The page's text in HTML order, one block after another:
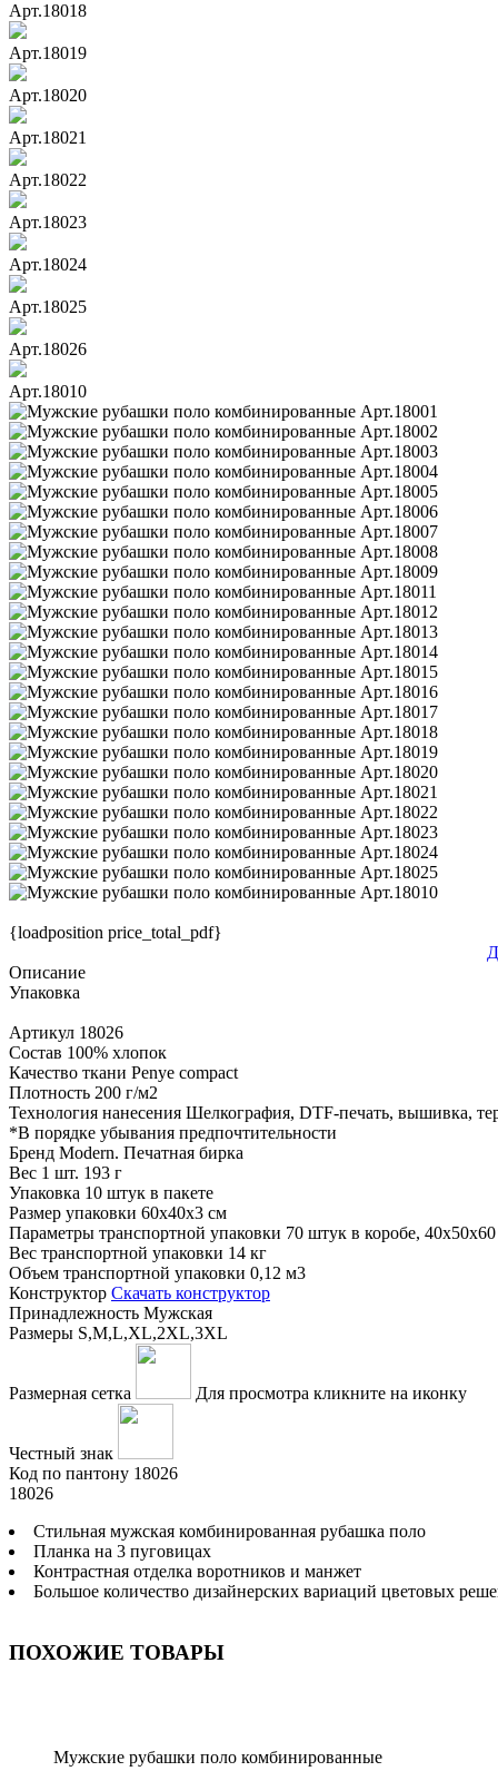
Арт.18018
Арт.18019
Арт.18020
Арт.18021
Арт.18022
Арт.18023
Арт.18024
Арт.18025
Арт.18026
Арт.18010
{loadposition price_total_pdf}
Описание
Упаковка
Артикул 18026
Состав 100% хлопок
Качество ткани Penye compact
Плотность 200 г/м2
Технология нанесения Шелкография, DTF-печать, вышивка,
*В порядке убывания предпочтительности
Бренд Modern. Печатная бирка
Вес 1 шт. 193 г
Упаковка 10 штук в пакете
Размер упаковки 60x40x3 см
Параметры транспортной упаковки 70 штук в коробе,
Вес транспортной упаковки 14 кг
Объем транспортной упаковки 0,12 м3
Конструктор Скачать конструктор
Принадлежность Мужская
Размеры S,M,L,XL,2XL,3XL
Размерная сетка Для просмотра кликните на иконку
Честный знак
Код по пантону 18026
18026
Стильная мужская комбинированная рубашка поло
Планка на 3 пуговицах
Контрастная отделка воротников и манжет
Большое количество дизайнерских вариаций цветовых
ПОХОЖИЕ ТОВАРЫ
Мужские рубашки поло комбинированные